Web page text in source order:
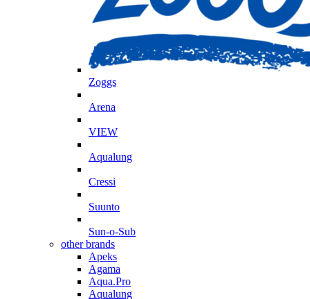
Zoggs
Arena
VIEW
Aqualung
Cressi
Suunto
Sun-o-Sub
other brands
Apeks
Agama
Aqua.Pro
Aqualung